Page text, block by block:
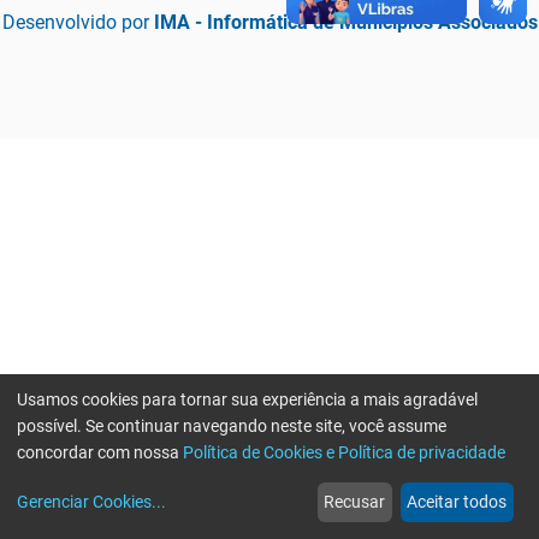
Desenvolvido por IMA - Informática de Municípios Associados
web
Notícias
more_horiz
Mais
Usamos cookies para tornar sua experiência a mais agradável
possível. Se continuar navegando neste site, você assume
concordar com nossa Política de Cookies e Política de privacidade
Gerenciar Cookies... Recusar Aceitar todos
Erro ao enviar informações, por favor tente novamente